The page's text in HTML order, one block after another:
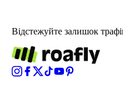
Відстежуйте залишок